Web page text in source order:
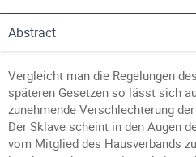
Abstract
Vergleicht man die Regelungen
späteren Gesetzen so lässt sich
zunehmende Verschlechterung
Der Sklave scheint in den Augen
vom Mitglied des Hausverbands